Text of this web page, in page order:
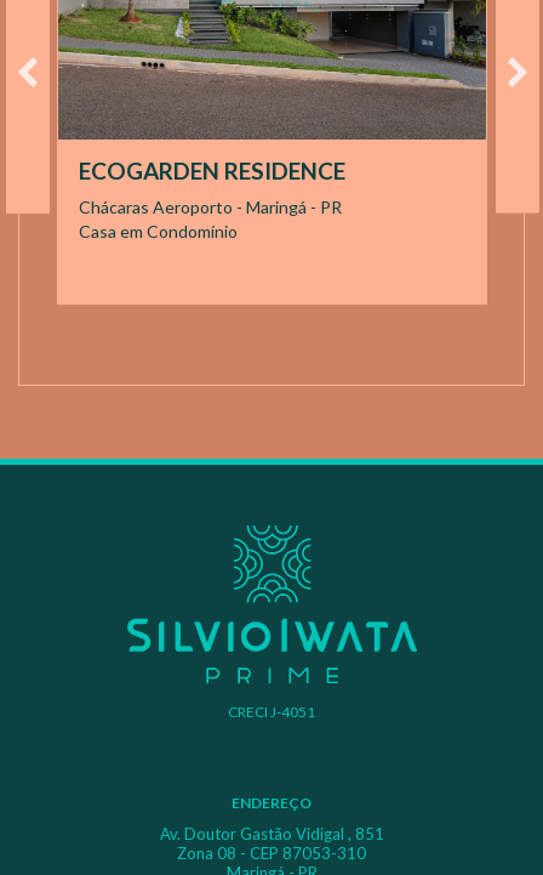
ECOGARDEN RESIDENCE
Chácaras Aeroporto - Maringá - PR
Casa em Condomínio
CRECI J-4051
ENDEREÇO
Av. Doutor Gastão Vidigal , 851
Zona 08 - CEP 87053-310